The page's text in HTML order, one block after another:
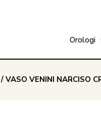
Orologi
/ VASO VENINI NARCISO